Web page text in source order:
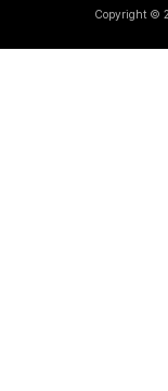
Copyright ©